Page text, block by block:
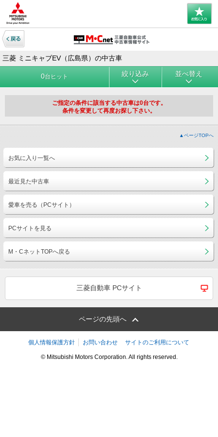
三菱 ミニキャブEV（広島県）の中古車
0台ヒット 絞り込み 並べ替え
ご指定の条件に該当する中古車は0台です。
条件を変更して再度お探し下さい。
▲ページTOPへ
お気に入り一覧へ
最近見た中古車
愛車を売る（PCサイト）
PCサイトを見る
M・CネットTOPへ戻る
三菱自動車 PCサイト
ページの先頭へ
個人情報保護方針 お問い合わせ サイトのご利用について
© Mitsubishi Motors Corporation. All rights reserved.